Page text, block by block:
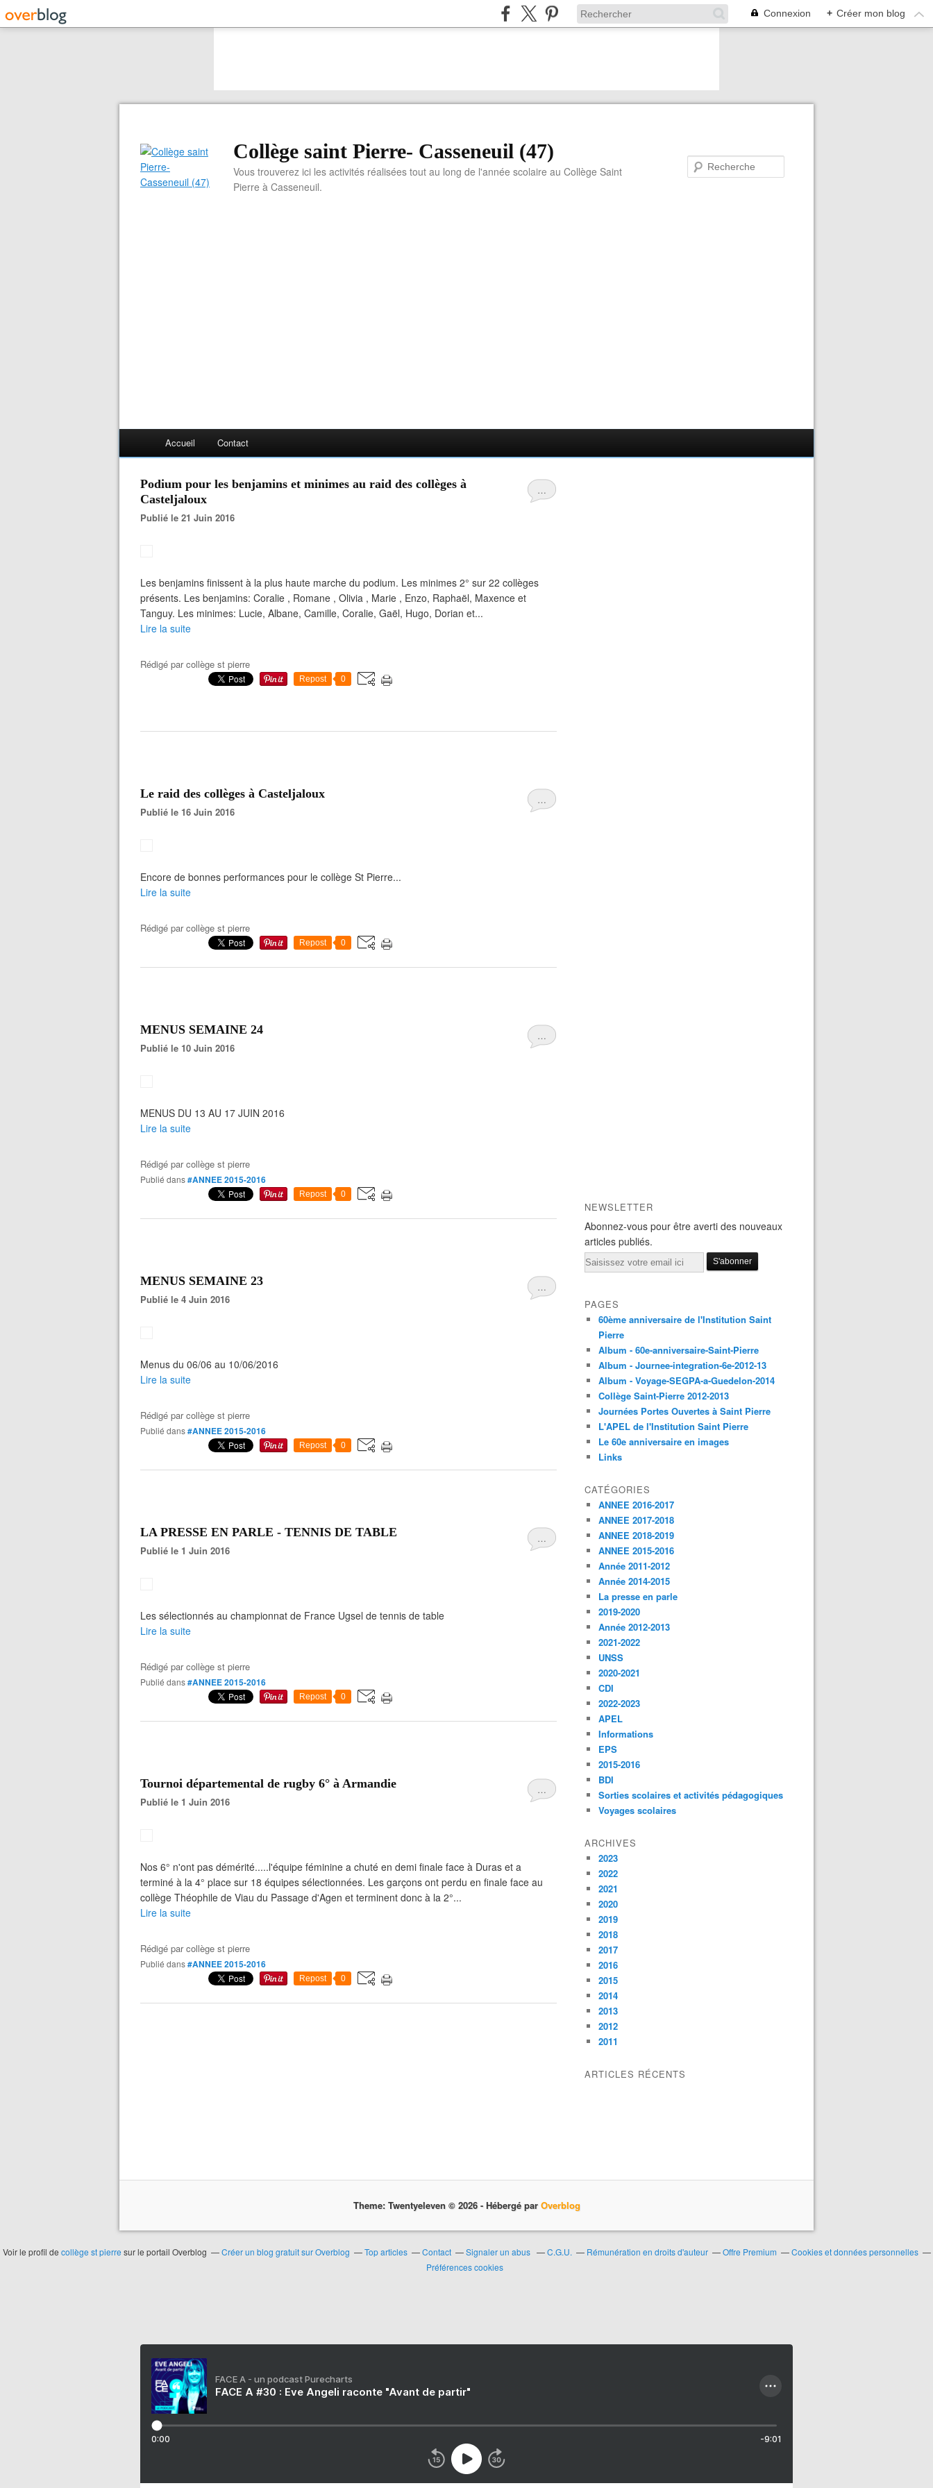
Connexion + Créer mon blog
Collège saint Pierre- Casseneuil (47)
Vous trouverez ici les activités réalisées tout au long de l'année scolaire au Collège Saint
Pierre à Casseneuil.
Accueil Contact
…
Podium pour les benjamins et minimes au raid des collèges à
Casteljaloux
Publié le 21 Juin 2016
Les benjamins finissent à la plus haute marche du podium. Les minimes 2° sur 22 collèges
présents. Les benjamins: Coralie , Romane , Olivia , Marie , Enzo, Raphaël, Maxence et
Tanguy. Les minimes: Lucie, Albane, Camille, Coralie, Gaël, Hugo, Dorian et...
Lire la suite
Rédigé parcollège st pierre
Repost 0
…
Le raid des collèges à Casteljaloux
Publié le 16 Juin 2016
Encore de bonnes performances pour le collège St Pierre...
Lire la suite
Rédigé parcollège st pierre
Repost 0
…
MENUS SEMAINE 24
Publié le 10 Juin 2016
MENUS DU 13 AU 17 JUIN 2016
Lire la suite
Rédigé parcollège st pierre
Publié dans#ANNEE 2015-2016
Repost 0
…
MENUS SEMAINE 23
Publié le 4 Juin 2016
Menus du 06/06 au 10/06/2016
Lire la suite
Rédigé parcollège st pierre
Publié dans#ANNEE 2015-2016
Repost 0
…
LA PRESSE EN PARLE - TENNIS DE TABLE
Publié le 1 Juin 2016
Les sélectionnés au championnat de France Ugsel de tennis de table
Lire la suite
Rédigé parcollège st pierre
Publié dans#ANNEE 2015-2016
Repost 0
…
Tournoi départemental de rugby 6° à Armandie
Publié le 1 Juin 2016
Nos 6° n'ont pas démérité.....l'équipe féminine a chuté en demi finale face à Duras et a
terminé à la 4° place sur 18 équipes sélectionnées. Les garçons ont perdu en finale face au
collège Théophile de Viau du Passage d'Agen et terminent donc à la 2°...
Lire la suite
Rédigé parcollège st pierre
Publié dans#ANNEE 2015-2016
Repost 0
NEWSLETTER
Abonnez-vous pour être averti des nouveaux
articles publiés.
Email
PAGES
60ème anniversaire de l'Institution Saint
Pierre
Album - 60e-anniversaire-Saint-Pierre
Album - Journee-integration-6e-2012-13
Album - Voyage-SEGPA-a-Guedelon-2014
Collège Saint-Pierre 2012-2013
Journées Portes Ouvertes à Saint Pierre
L'APEL de l'Institution Saint Pierre
Le 60e anniversaire en images
Links
CATÉGORIES
ANNEE 2016-2017
ANNEE 2017-2018
ANNEE 2018-2019
ANNEE 2015-2016
Année 2011-2012
Année 2014-2015
La presse en parle
2019-2020
Année 2012-2013
2021-2022
UNSS
2020-2021
CDI
2022-2023
APEL
Informations
EPS
2015-2016
BDI
Sorties scolaires et activités pédagogiques
Voyages scolaires
ARCHIVES
2023
2022
2021
2020
2019
2018
2017
2016
2015
2014
2013
2012
2011
ARTICLES RÉCENTS
Theme: Twentyeleven © 2026 - Hébergé par Overblog
Voir le profil de collège st pierre sur le portail Overblog Créer un blog gratuit sur Overblog Top articles Contact Signaler un abus C.G.U. Rémunération en droits d'auteur Offre Premium
Cookies et données personnelles
Préférences cookies
FACE A - un podcast Purecharts
FACE A #30 : Eve Angeli raconte "Avant de partir"
0:00 -9:01